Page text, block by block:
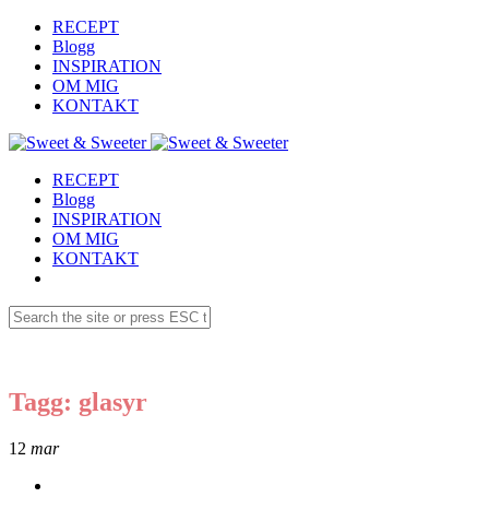
RECEPT
Blogg
INSPIRATION
OM MIG
KONTAKT
RECEPT
Blogg
INSPIRATION
OM MIG
KONTAKT
Tagg: glasyr
12 mar